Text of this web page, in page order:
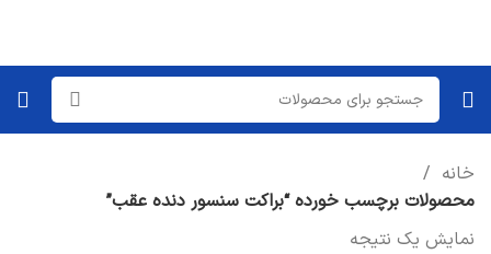
خانه
محصولات برچسب خورده “براکت سنسور دنده عقب”
نمایش یک نتیجه